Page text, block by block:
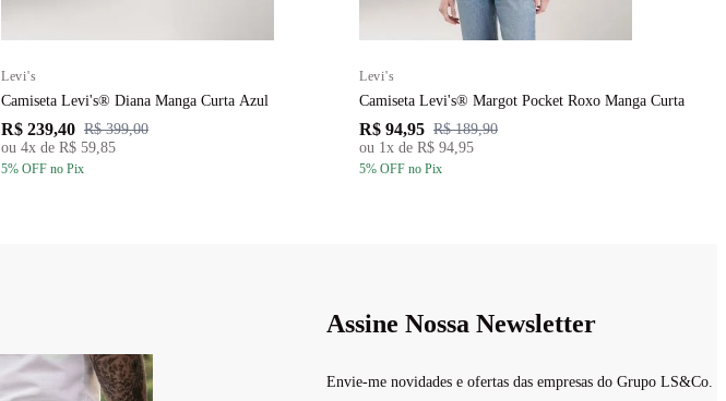
Levi's
Camiseta Levi's® Diana Manga Curta Azul
R$ 239,40 R$ 399,00
ou 4x de R$ 59,85
5% OFF no Pix
Levi's
Camiseta Levi's® Margot Pocket Roxo Manga Curta
R$ 94,95 R$ 189,90
ou 1x de R$ 94,95
5% OFF no Pix
Assine Nossa Newsletter
Envie-me novidades e ofertas das empresas do Grupo LS&Co.